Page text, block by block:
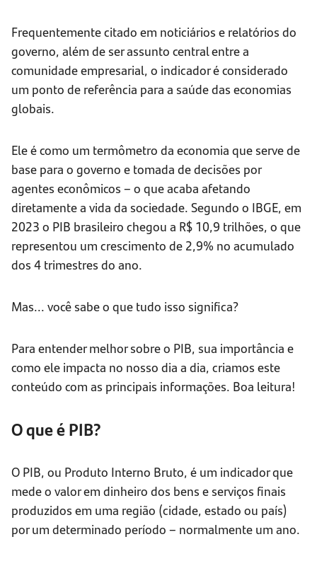
Frequentemente citado em noticiários e relatórios do
governo, além de ser assunto central entre a
comunidade empresarial, o indicador é considerado
um ponto de referência para a saúde das economias
globais.
Ele é como um termômetro da economia que serve de
base para o governo e tomada de decisões por
agentes econômicos – o que acaba afetando
diretamente a vida da sociedade. Segundo o IBGE, em
2023 o PIB brasileiro chegou a R$ 10,9 trilhões, o que
representou um crescimento de 2,9% no acumulado
dos 4 trimestres do ano.
Mas... você sabe o que tudo isso significa?
Para entender melhor sobre o PIB, sua importância e
como ele impacta no nosso dia a dia, criamos este
conteúdo com as principais informações. Boa leitura!
O que é PIB?
O PIB, ou Produto Interno Bruto, é um indicador que
mede o valor em dinheiro dos bens e serviços finais
produzidos em uma região (cidade, estado ou país)
por um determinado período – normalmente um ano.